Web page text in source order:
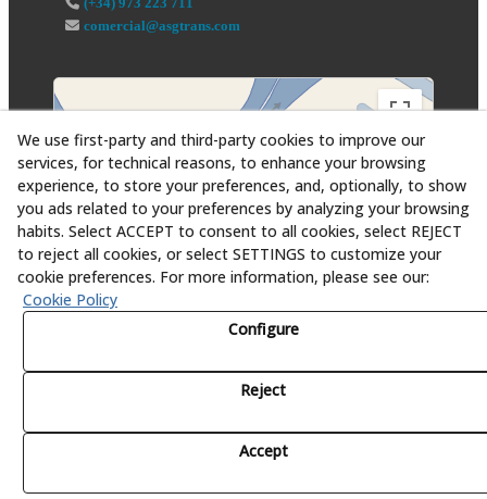
comercial@asgtrans.com
S.L. - All rights reserved.
We use first-party and third-party cookies to improve our
services, for technical reasons, to enhance your browsing
experience, to store your preferences, and, optionally, to show
you ads related to your preferences by analyzing your browsing
habits. Select ACCEPT to consent to all cookies, select REJECT
to reject all cookies, or select SETTINGS to customize your
cookie preferences. For more information, please see our:
Cookie Policy
Configure
Reject
Accept